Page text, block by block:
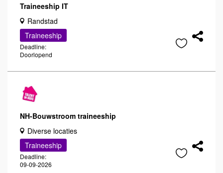
Traineeship IT
Randstad
Traineeship
Deadline:
Doorlopend
NH-Bouwstroom traineeship
Diverse locaties
Traineeship
Deadline:
09-09-2026